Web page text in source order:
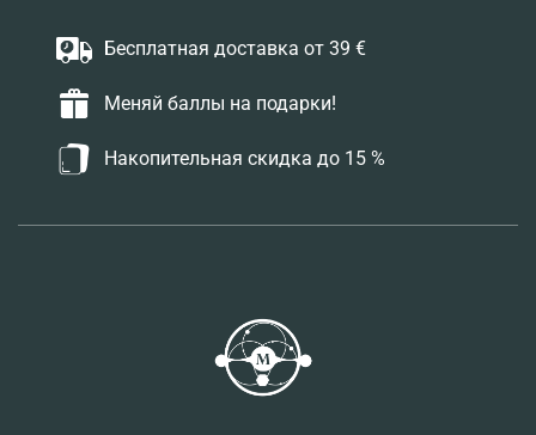
Бесплатная доставка от 39 €
Меняй баллы на подарки!
Накопительная скидка до 15 %